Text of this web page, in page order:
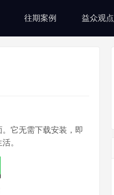
往期案例 益众观点
它无需下载安装，即
。